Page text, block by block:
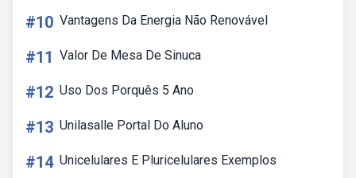
#10 Vantagens Da Energia Não Renovável
#11 Valor De Mesa De Sinuca
#12 Uso Dos Porquês 5 Ano
#13 Unilasalle Portal Do Aluno
#14 Unicelulares E Pluricelulares Exemplos